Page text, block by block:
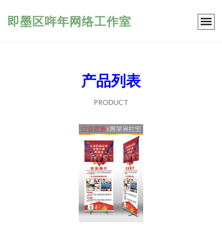
即墨区哖年网络工作室
产品列表
PRODUCT